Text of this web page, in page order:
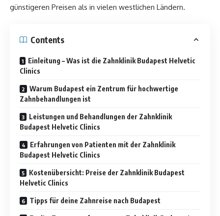
günstigeren Preisen als in vielen westlichen Ländern.
Contents
Einleitung – Was ist die Zahnklinik Budapest Helvetic
Clinics
Warum Budapest ein Zentrum für hochwertige
Zahnbehandlungen ist
Leistungen und Behandlungen der Zahnklinik
Budapest Helvetic Clinics
Erfahrungen von Patienten mit der Zahnklinik
Budapest Helvetic Clinics
Kostenübersicht: Preise der Zahnklinik Budapest
Helvetic Clinics
Tipps für deine Zahnreise nach Budapest